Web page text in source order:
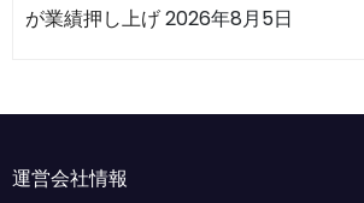
が業績押し上げ2026年8月5日
運営会社情報